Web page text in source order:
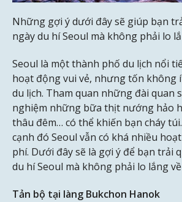
Những gợi ý dưới đây sẽ giúp bạn
ngày du hí Seoul mà không phải lo
Seoul là một thành phố du lịch nổi
hoạt động vui vẻ, nhưng tốn không
du lịch. Tham quan những đài quan
nghiệm những bữa thịt nướng hảo
thâu đêm… có thể khiến bạn cháy
cạnh đó Seoul vẫn có khá nhiều
phí. Dưới đây sẽ là gợi ý để bạn trải
du hí Seoul mà không phải lo lắng
Tản bộ tại làng Bukchon Hanok